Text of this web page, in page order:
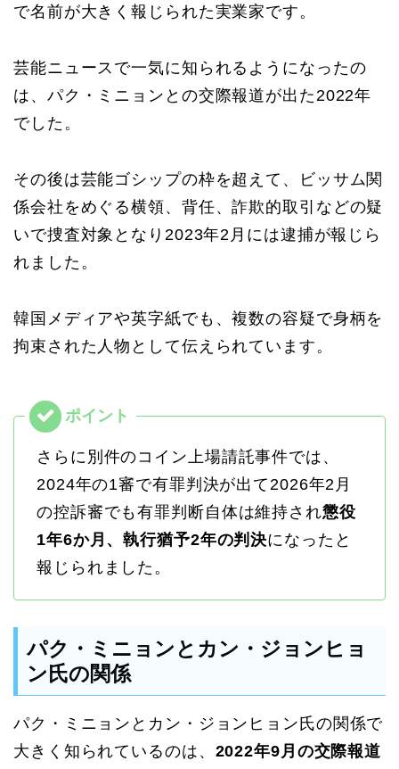
で名前が大きく報じられた実業家です。
芸能ニュースで一気に知られるようになったの
は、パク・ミニョンとの交際報道が出た2022年
でした。
その後は芸能ゴシップの枠を超えて、ビッサム関
係会社をめぐる横領、背任、詐欺的取引などの疑
いで捜査対象となり2023年2月には逮捕が報じら
れました。
韓国メディアや英字紙でも、複数の容疑で身柄を
拘束された人物として伝えられています。
さらに別件のコイン上場請託事件では、
2024年の1審で有罪判決が出て2026年2月
の控訴審でも有罪判断自体は維持され懲役
1年6か月、執行猶予2年の判決になったと
報じられました。
パク・ミニョンとカン・ジョンヒョ
ン氏の関係
パク・ミニョンとカン・ジョンヒョン氏の関係で
大きく知られているのは、 2022年9月の交際報道